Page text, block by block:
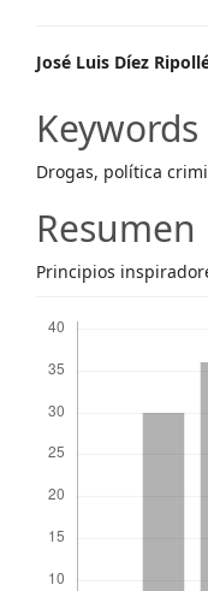
Main
Article
Content
José Luis Díez
Keywords
Drogas, política
Resumen
Principios